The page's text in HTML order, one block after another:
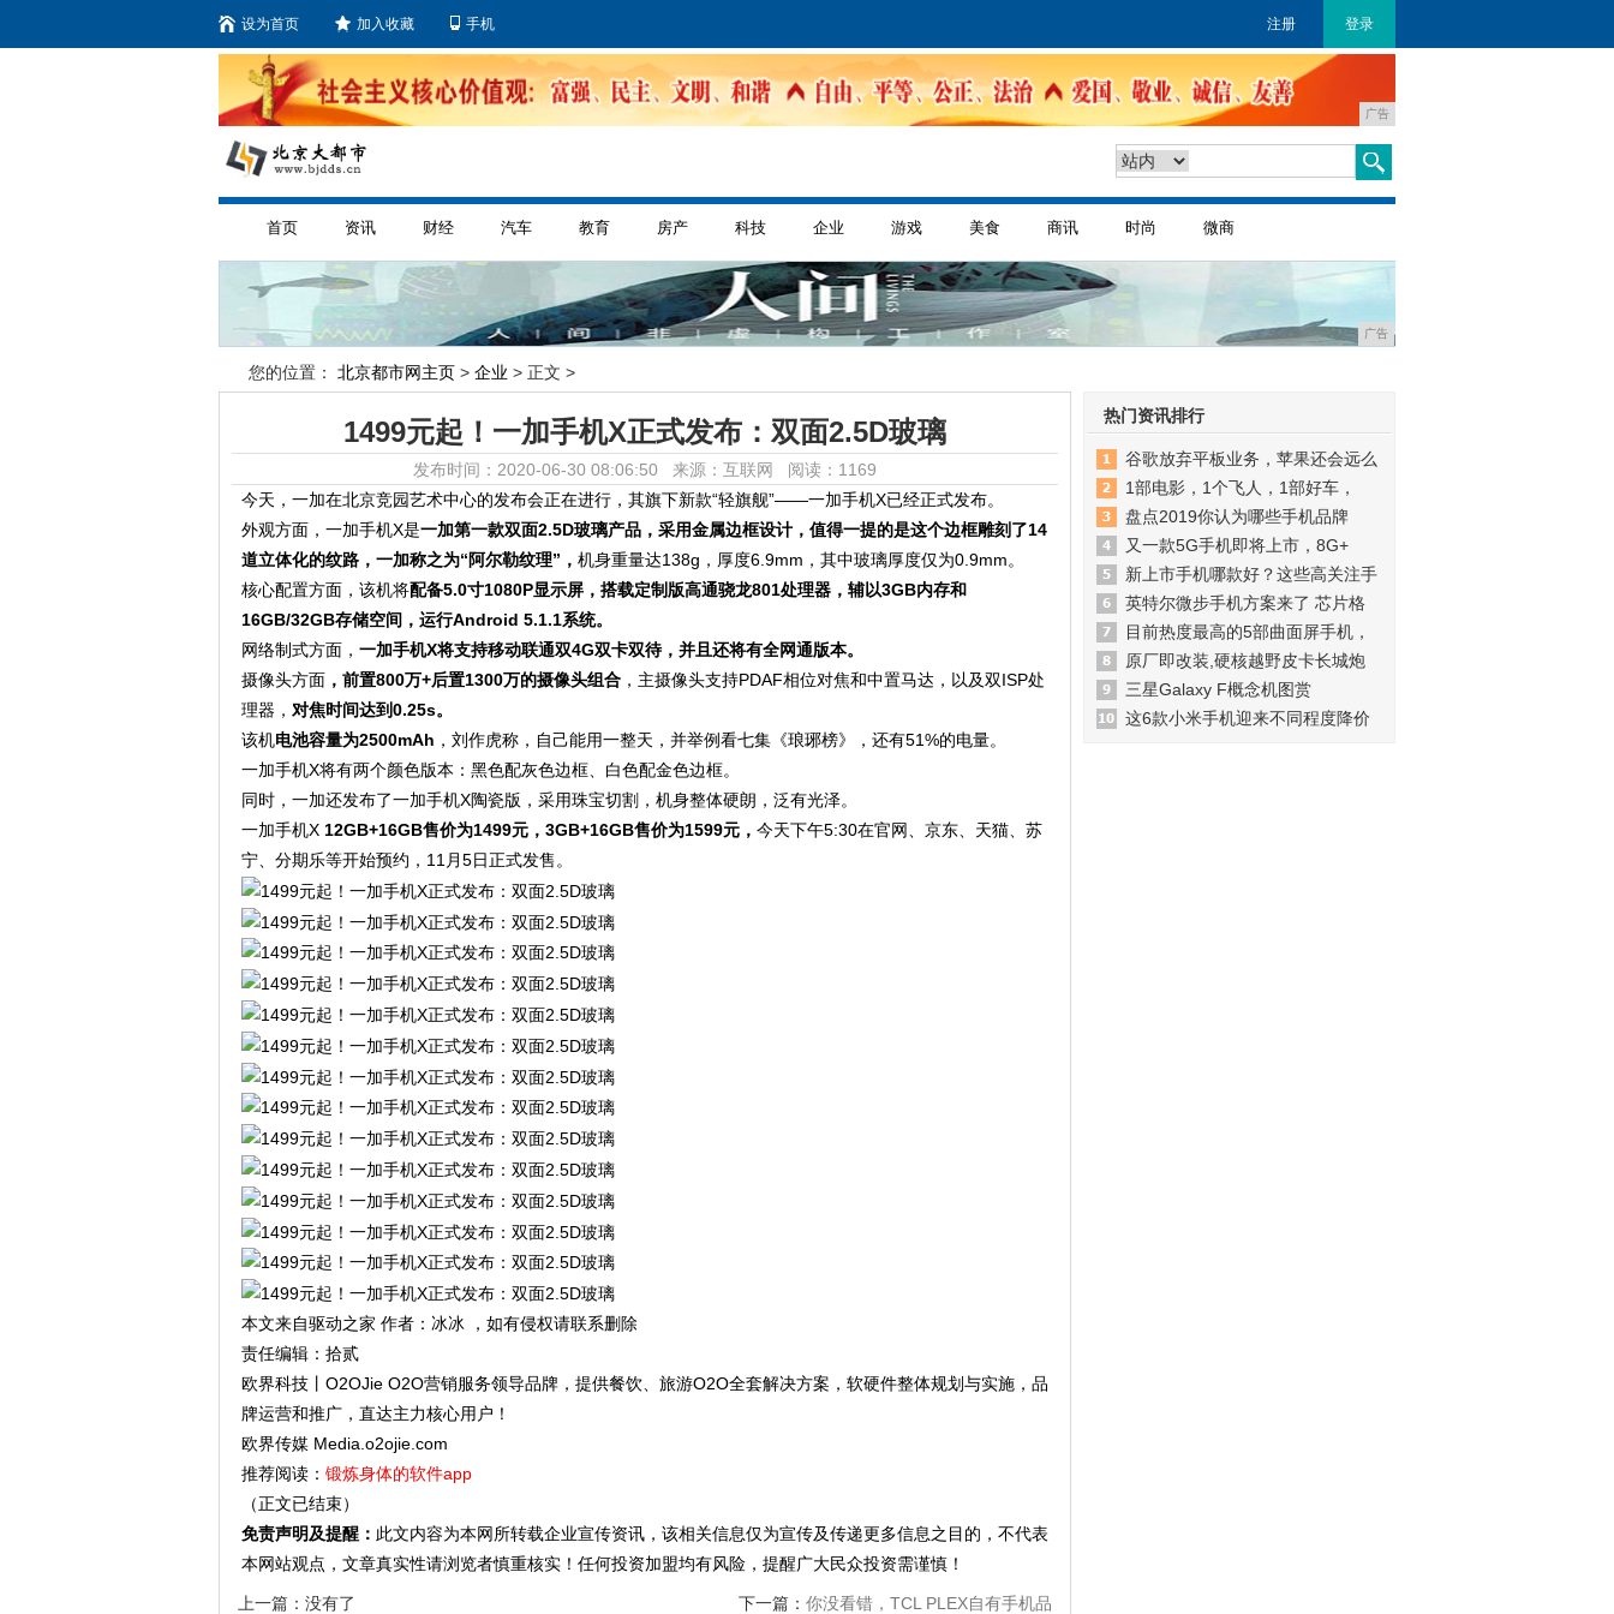
设为首页 加入收藏 手机 注册 登录
广告
首页 资讯 财经 汽车 教育 房产 科技 企业 游戏 美食 商讯 时尚 微商
广告
您的位置： 北京都市网主页 > 企业 > 正文 >
1499元起！一加手机X正式发布：双面2.5D玻璃
发布时间：2020-06-30 08:06:50 来源：互联网 阅读：1169
今天，一加在北京竞园艺术中心的发布会正在进行，其旗下新款“轻旗舰”——一加手机X已经正式发布。
外观方面，一加手机X是一加第一款双面2.5D玻璃产品，采用金属边框设计，值得一提的是这个边框雕刻了14
道立体化的纹路， 一加称之为“阿尔勒纹理”， 机身重量达138g，厚度6.9mm，其中玻璃厚度仅为0.9mm。
核心配置方面，该机将配备5.0寸1080P显示屏，搭载定制版高通骁龙801处理器，辅以3GB内存和
16GB/32GB存储空间，运行Android 5.1.1系统。
网络制式方面， 一加手机X将支持移动联通双4G双卡双待，并且还将有全网通版本。
摄像头方面，前置800万+后置1300万的摄像头组合，主摄像头支持PDAF相位对焦和中置马达，以及双ISP处
理器， 对焦时间达到0.25s。
该机电池容量为2500mAh ，刘作虎称，自己能用一整天，并举例看七集《琅琊榜》，还有51%的电量。
一加手机X将有两个颜色版本：黑色配灰色边框、白色配金色边框。
同时，一加还发布了一加手机X陶瓷版，采用珠宝切割，机身整体硬朗，泛有光泽。
一加手机X 12GB+16GB售价为1499元，3GB+16GB售价为1599元， 今天下午5:30在官网、京东、天猫、苏
宁、分期乐等开始预约，11月5日正式发售。
本文来自驱动之家 作者：冰冰 ，如有侵权请联系删除
责任编辑：拾贰
欧界科技丨O2OJie O2O营销服务领导品牌，提供餐饮、旅游O2O全套解决方案，软硬件整体规划与实施，品
牌运营和推广，直达主力核心用户！
欧界传媒 Media.o2ojie.com
推荐阅读： 锻炼身体的软件app
（正文已结束）
免责声明及提醒： 此文内容为本网所转载企业宣传资讯，该相关信息仅为宣传及传递更多信息之目的，不代表
本网站观点，文章真实性请浏览者慎重核实！任何投资加盟均有风险，提醒广大民众投资需谨慎！
上一篇：没有了 下一篇： 你没看错，TCL PLEX自有手机品
热门资讯排行
谷歌放弃平板业务，苹果还会远么
1部电影，1个飞人，1部好车，
盘点2019你认为哪些手机品牌
又一款5G手机即将上市，8G+
新上市手机哪款好？这些高关注手
英特尔微步手机方案来了 芯片格
目前热度最高的5部曲面屏手机，
原厂即改装,硬核越野皮卡长城炮
三星Galaxy F概念机图赏
这6款小米手机迎来不同程度降价